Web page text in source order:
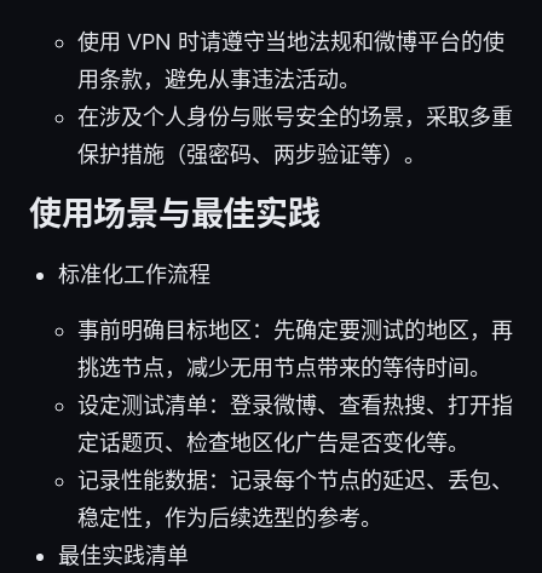
使用 VPN 时请遵守当地法规和微博平台的使
用条款，避免从事违法活动。
在涉及个人身份与账号安全的场景，采取多重
保护措施（强密码、两步验证等）。
使用场景与最佳实践
标准化工作流程
事前明确目标地区：先确定要测试的地区，再
挑选节点，减少无用节点带来的等待时间。
设定测试清单：登录微博、查看热搜、打开指
定话题页、检查地区化广告是否变化等。
记录性能数据：记录每个节点的延迟、丢包、
稳定性，作为后续选型的参考。
最佳实践清单